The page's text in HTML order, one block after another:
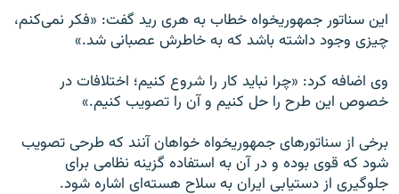
این سناتور جمهوریخواه خطاب به هری رید گفت: «فکر نمی‌کنم،
چیزی وجود داشته باشد که به خاطرش عصبانی شد.»
وی اضافه کرد: «چرا نباید کار را شروع کنیم؛ اختلافات در
خصوص این طرح را حل کنیم و آن را تصویب کنیم.»
برخی از سناتورهای جمهوریخواه خواهان آنند که طرحی تصویب
شود که قوی بوده و در آن به استفاده گزینه نظامی برای
جلوگیری از دستیابی ایران به سلاح هسته‌ای اشاره شود.